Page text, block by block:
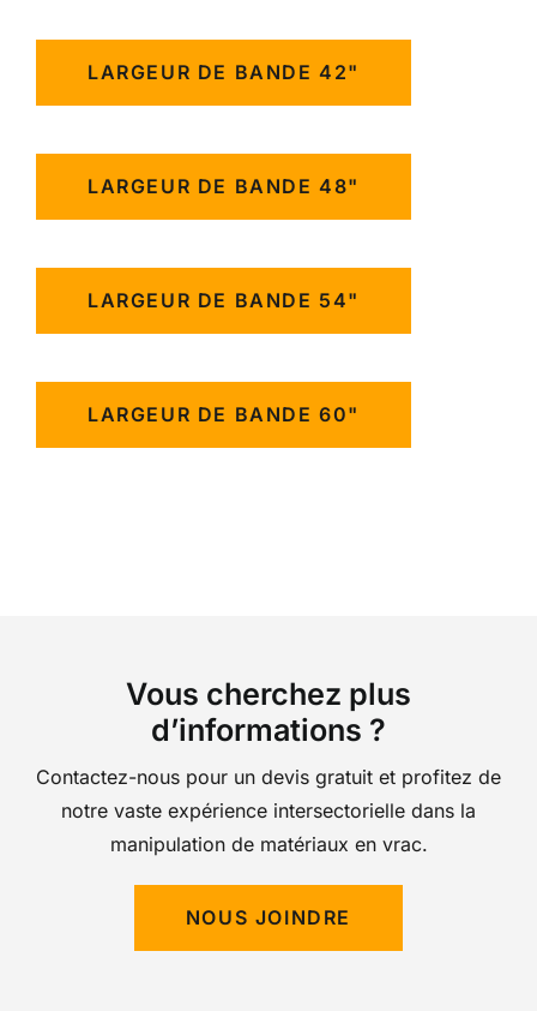
LARGEUR DE BANDE 42"
LARGEUR DE BANDE 48"
LARGEUR DE BANDE 54"
LARGEUR DE BANDE 60"
Vous cherchez plus
d’informations ?
Contactez-nous pour un devis gratuit et profitez de
notre vaste expérience intersectorielle dans la
manipulation de matériaux en vrac.
NOUS JOINDRE